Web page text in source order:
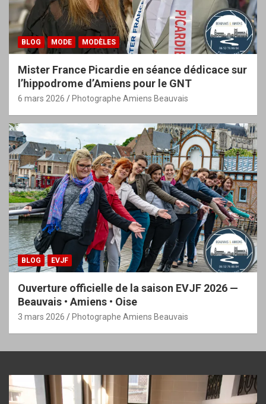
BLOG MODE MODÈLES
Mister France Picardie en séance dédicace sur
l’hippodrome d’Amiens pour le GNT
6 mars 2026 Photographe Amiens Beauvais
BLOG EVJF
Ouverture officielle de la saison EVJF 2026 —
Beauvais • Amiens • Oise
3 mars 2026 Photographe Amiens Beauvais